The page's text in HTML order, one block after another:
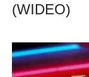
(WIDEO)